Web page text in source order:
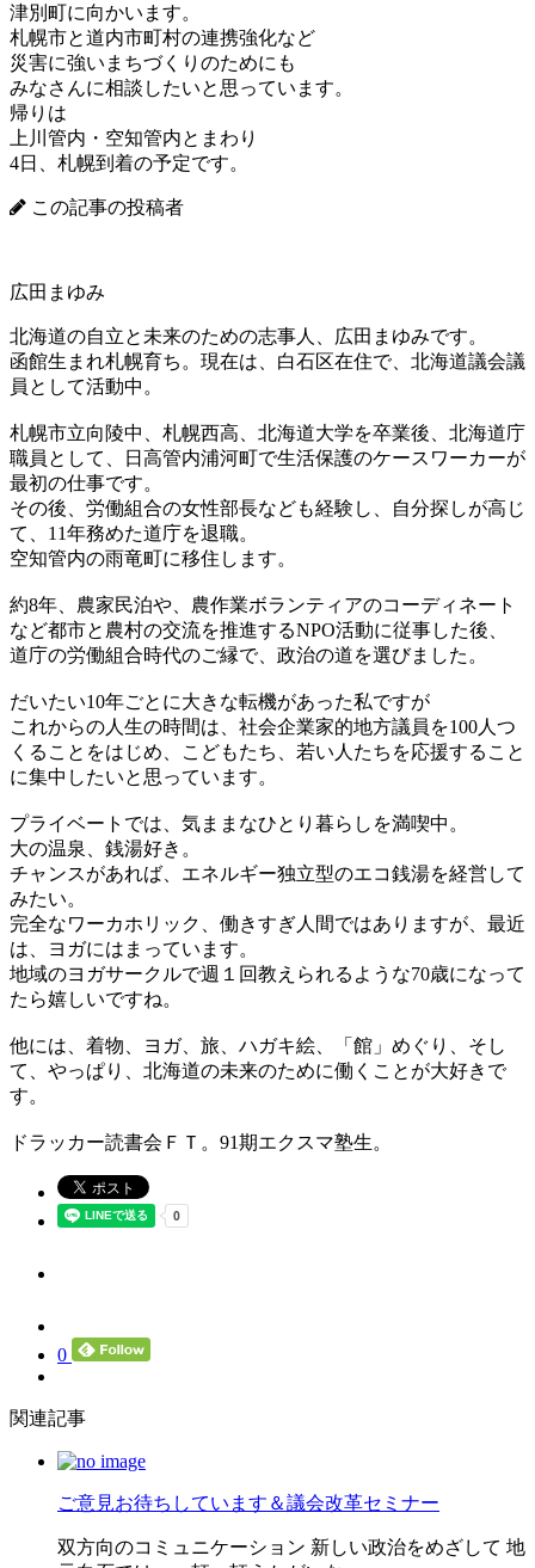
津別町に向かいます。
札幌市と道内市町村の連携強化など
災害に強いまちづくりのためにも
みなさんに相談したいと思っています。
帰りは
上川管内・空知管内とまわり
4日、札幌到着の予定です。
この記事の投稿者
広田まゆみ
北海道の自立と未来のための志事人、広田まゆみです。
函館生まれ札幌育ち。現在は、白石区在住で、北海道議会議
員として活動中。
札幌市立向陵中、札幌西高、北海道大学を卒業後、北海道庁
職員として、日高管内浦河町で生活保護のケースワーカーが
最初の仕事です。
その後、労働組合の女性部長なども経験し、自分探しが高じ
て、11年務めた道庁を退職。
空知管内の雨竜町に移住します。
約8年、農家民泊や、農作業ボランティアのコーディネート
など都市と農村の交流を推進するNPO活動に従事した後、
道庁の労働組合時代のご縁で、政治の道を選びました。
だいたい10年ごとに大きな転機があった私ですが
これからの人生の時間は、社会企業家的地方議員を100人つ
くることをはじめ、こどもたち、若い人たちを応援すること
に集中したいと思っています。
プライベートでは、気ままなひとり暮らしを満喫中。
大の温泉、銭湯好き。
チャンスがあれば、エネルギー独立型のエコ銭湯を経営して
みたい。
完全なワーカホリック、働きすぎ人間ではありますが、最近
は、ヨガにはまっています。
地域のヨガサークルで週１回教えられるような70歳になって
たら嬉しいですね。
他には、着物、ヨガ、旅、ハガキ絵、「館」めぐり、そし
て、やっぱり、北海道の未来のために働くことが大好きで
す。
ドラッカー読書会ＦＴ。91期エクスマ塾生。
0
関連記事
ご意見お待ちしています＆議会改革セミナー
双方向のコミュニケーション 新しい政治をめざして 地